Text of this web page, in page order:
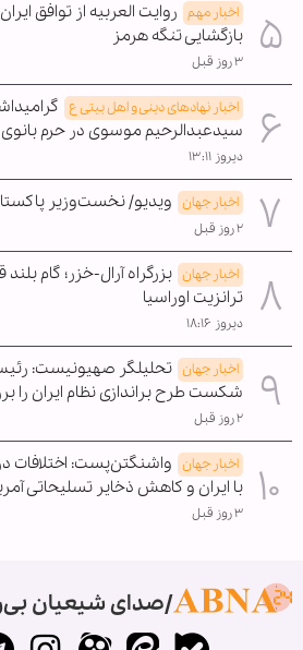
اخبار مهم روایت العربیه از توافق
بازگشایی تنگه هرمز
۳ روز قبل
اخبار نهادهای دینی و اهل بیتی ع
سیدعبدالرحیم موسوی در حرم
دیروز ۱۳:۱۱
اخبار جهان ویدیو/ نخست‌وزیر
۲ روز قبل
اخبار جهان بزرگراه آرال-خزر؛ گام
ترانزیت اوراسیا
دیروز ۱۸:۱۶
اخبار جهان تحلیلگر صهیونیست:
شکست طرح براندازی نظام ایران را
۲ روز قبل
اخبار جهان واشنگتن‌پست: اختلافات
با ایران و کاهش ذخایر تسلیحاتی
۳ روز قبل
صدای شیعیان